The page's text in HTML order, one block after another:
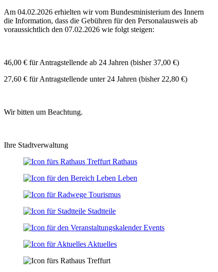
Am 04.02.2026 erhielten wir vom Bundesministerium des Innern
die Information, dass die Gebühren für den Personalausweis ab
voraussichtlich den 07.02.2026 wie folgt steigen:
46,00 € für Antragstellende ab 24 Jahren (bisher 37,00 €)
27,60 € für Antragstellende unter 24 Jahren (bisher 22,80 €)
Wir bitten um Beachtung.
Ihre Stadtverwaltung
Rathaus
Leben
Tourismus
Stadtteile
Events
Aktuelles